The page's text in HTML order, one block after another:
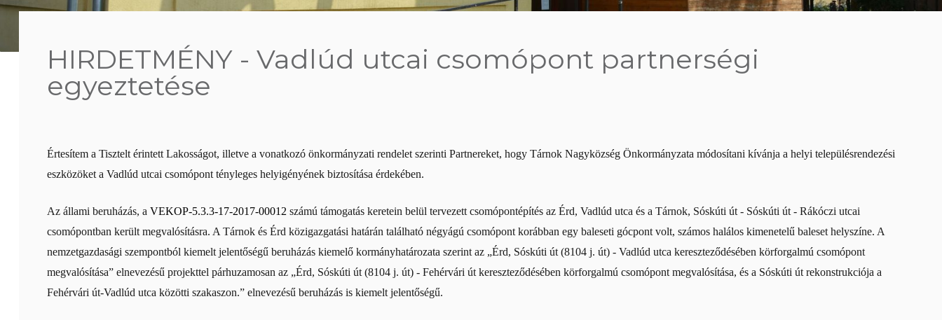
HIRDETMÉNY - Vadlúd utcai csomópont partnerségi
egyeztetése
Értesítem a Tisztelt érintett Lakosságot, illetve a vonatkozó önkormányzati rendelet szerinti Partnereket, hogy Tárnok Nagyközség Önkormányzata módosítani kívánja a helyi településrendezési
eszközöket a Vadlúd utcai csomópont tényleges helyigényének biztosítása érdekében.
Az állami beruházás, a VEKOP-5.3.3-17-2017-00012 számú támogatás keretein belül tervezett csomópontépítés az Érd, Vadlúd utca és a Tárnok, Sóskúti út - Sóskúti út - Rákóczi utcai
csomópontban került megvalósításra. A Tárnok és Érd közigazgatási határán található négyágú csomópont korábban egy baleseti gócpont volt, számos halálos kimenetelű baleset helyszíne. A
nemzetgazdasági szempontból kiemelt jelentőségű beruházás kiemelő kormányhatározata szerint az „Érd, Sóskúti út (8104 j. út) - Vadlúd utca kereszteződésében körforgalmú csomópont
megvalósítása” elnevezésű projekttel párhuzamosan az „Érd, Sóskúti út (8104 j. út) - Fehérvári út kereszteződésében körforgalmú csomópont megvalósítása, és a Sóskúti út rekonstrukciója a
Fehérvári út-Vadlúd utca közötti szakaszon.” elnevezésű beruházás is kiemelt jelentőségű.